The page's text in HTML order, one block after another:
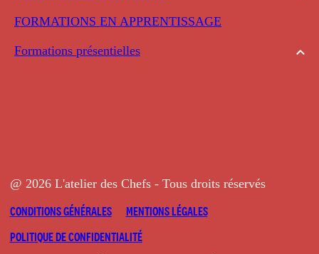
FORMATIONS EN APPRENTISSAGE
Formations présentielles
@ 2026 L'atelier des Chefs - Tous droits réservés
CONDITIONS GÉNÉRALES
MENTIONS LÉGALES
POLITIQUE DE CONFIDENTIALITÉ